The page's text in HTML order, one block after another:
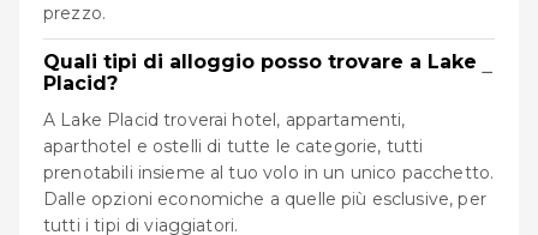
prezzo.
Quali tipi di alloggio posso trovare a Lake
Placid?
−
A Lake Placid troverai hotel, appartamenti,
aparthotel e ostelli di tutte le categorie, tutti
prenotabili insieme al tuo volo in un unico pacchetto.
Dalle opzioni economiche a quelle più esclusive, per
tutti i tipi di viaggiatori.